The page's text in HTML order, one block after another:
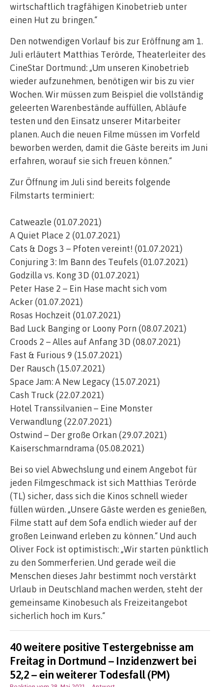
wirtschaftlich tragfähigen Kinobetrieb unter
einen Hut zu bringen.“
Den notwendigen Vorlauf bis zur Eröffnung am 1.
Juli erläutert Matthias Terörde, Theaterleiter des
CineStar Dortmund: „Um unseren Kinobetrieb
wieder aufzunehmen, benötigen wir bis zu vier
Wochen. Wir müssen zum Beispiel die vollständig
geleerten Warenbestände auffüllen, Abläufe
testen und den Einsatz unserer Mitarbeiter
planen. Auch die neuen Filme müssen im Vorfeld
beworben werden, damit die Gäste bereits im Juni
erfahren, worauf sie sich freuen können.“
Zur Öffnung im Juli sind bereits folgende
Filmstarts terminiert:
Catweazle (01.07.2021)
A Quiet Place 2 (01.07.2021)
Cats & Dogs 3 – Pfoten vereint! (01.07.2021)
Conjuring 3: Im Bann des Teufels (01.07.2021)
Godzilla vs. Kong 3D (01.07.2021)
Peter Hase 2 – Ein Hase macht sich vom
Acker (01.07.2021)
Rosas Hochzeit (01.07.2021)
Bad Luck Banging or Loony Porn (08.07.2021)
Croods 2 – Alles auf Anfang 3D (08.07.2021)
Fast & Furious 9 (15.07.2021)
Der Rausch (15.07.2021)
Space Jam: A New Legacy (15.07.2021)
Cash Truck (22.07.2021)
Hotel Transsilvanien – Eine Monster
Verwandlung (22.07.2021)
Ostwind – Der große Orkan (29.07.2021)
Kaiserschmarndrama (05.08.2021)
Bei so viel Abwechslung und einem Angebot für
jeden Filmgeschmack ist sich Matthias Terörde
(TL) sicher, dass sich die Kinos schnell wieder
füllen würden. „Unsere Gäste werden es genießen,
Filme statt auf dem Sofa endlich wieder auf der
großen Leinwand erleben zu können.“ Und auch
Oliver Fock ist optimistisch: „Wir starten pünktlich
zu den Sommerferien. Und gerade weil die
Menschen dieses Jahr bestimmt noch verstärkt
Urlaub in Deutschland machen werden, steht der
gemeinsame Kinobesuch als Freizeitangebot
sicherlich hoch im Kurs.“
40 weitere positive Testergebnisse am
Freitag in Dortmund – Inzidenzwert bei
52,2 – ein weiterer Todesfall (PM)